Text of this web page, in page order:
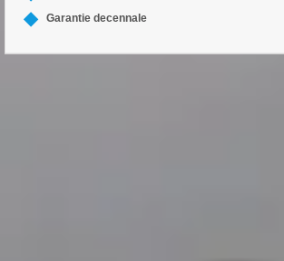
Garantie decennale